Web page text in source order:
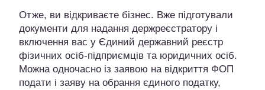
Отже, ви відкриваєте бізнес. Вже підготували
документи для надання держреєстратору і
включення вас у Єдиний державний реєстр
фізичних осіб-підприємців та юридичних осіб.
Можна одночасно із заявою на відкриття ФОП
подати і заяву на обрання єдиного податку,